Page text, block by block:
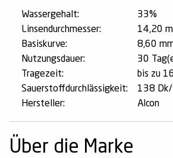
Wassergehalt:
33%
Linsendurchmesser:
14,20
Basiskurve:
8,60
Nutzungsdauer:
30
Tragezeit:
bis zu
Sauerstoffdurchlässigkeit:
138
Hersteller:
Alcon
Über die Marke